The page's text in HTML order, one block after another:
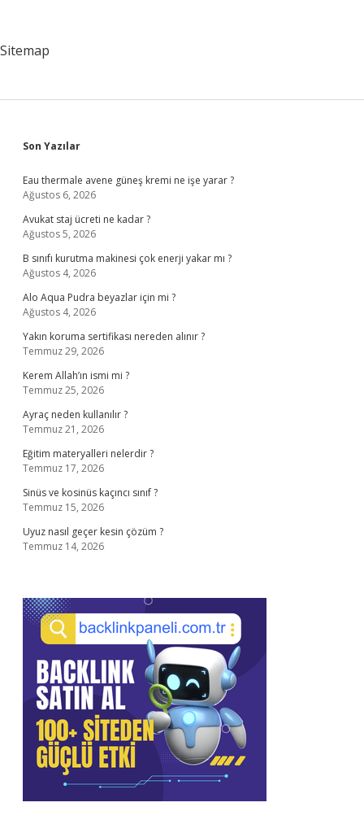
Sitemap
Sidebar
Son Yazılar
Eau thermale avene güneş kremi ne işe yarar ?
Ağustos 6, 2026
Avukat staj ücreti ne kadar ?
Ağustos 5, 2026
B sınıfı kurutma makinesi çok enerji yakar mı ?
Ağustos 4, 2026
Alo Aqua Pudra beyazlar için mi ?
Ağustos 4, 2026
Yakın koruma sertifikası nereden alınır ?
Temmuz 29, 2026
Kerem Allah’ın ismi mi ?
Temmuz 25, 2026
Ayraç neden kullanılır ?
Temmuz 21, 2026
Eğitim materyalleri nelerdir ?
Temmuz 17, 2026
Sinüs ve kosinüs kaçıncı sınıf ?
Temmuz 15, 2026
Uyuz nasıl geçer kesin çözüm ?
Temmuz 14, 2026